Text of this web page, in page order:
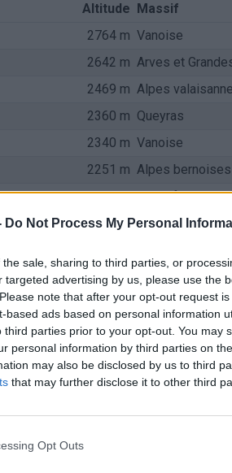
Do Not Process My Personal
sale, sharing to third parties, or
targeted advertising by us, please use the
note that after your opt-out request
based ads based on personal information
third parties prior to your opt-out. You may
personal information by third parties on
may also be disclosed by us to third
that may further disclose it to other third
Opt Outs
Altitude Massif
2764 m Vanoise
2642 m Arves et
2469 m Alpes
2360 m Queyras
2340 m Vanoise
2251 m Alpes bernoises
2188 m Massif du Mont
2108 m Ubaye
2064 m Arves et
2057 m Arves et
1993 m Vanoise
1971 m Piemont
1968 m Beaufortain